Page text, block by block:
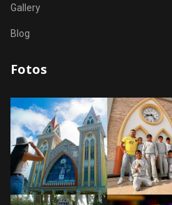
Gallery
Blog
Fotos